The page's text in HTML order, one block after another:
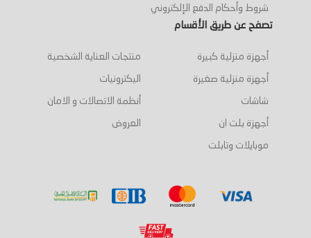
شروط وأحكام الدفع الإلكتروني
تصفح عن طريق الأقسام
أجهزة منزلية كبيرة
أجهزة منزلية صغيرة
شاشات
أجهزة بلت ان
موبايلات وتابلت
منتجات العناية الشخصية
اليكترونيات
أنظمة الاتصالات و الامان
العروض